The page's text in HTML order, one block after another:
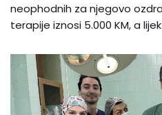
neophodnih za njegovo
terapije iznosi 5.000 KM, a